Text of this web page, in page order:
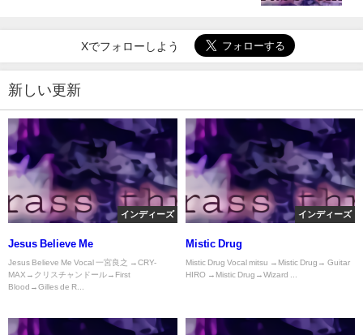
Xでフォローしよう
新しい更新
インディーズ
Jesus Believe Me
Jesus Believe Me Vocal 一宮良之 →CRY-
MAX→クリスチャンドール→First
Blood→Gilles de R...
インディーズ
Mistic Drug
Mistic Drug Vocal mitsu →Mistic Drug→ Guitar
HIRO →Mistic Drug→Wizard ...